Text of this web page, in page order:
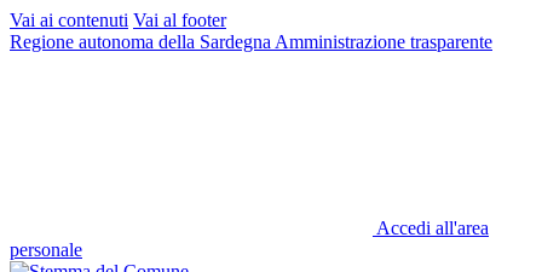
Vai ai contenuti Vai al footer
Regione autonoma della Sardegna Amministrazione trasparente
Accedi all'area
personale